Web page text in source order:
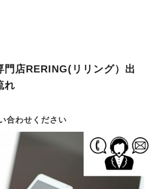
門店RERING(リリング）出
れ
合わせください